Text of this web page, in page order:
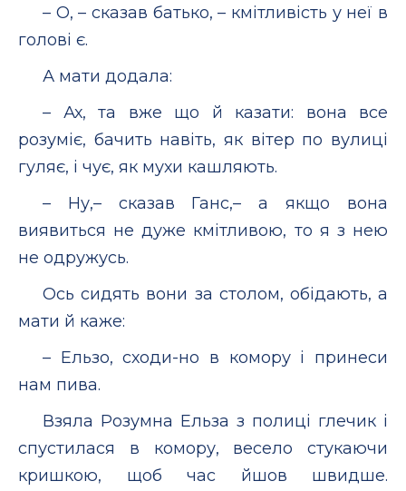
– О, – сказав батько, – кмітливість у неї в
голові є.
А мати додала:
– Ах, та вже що й казати: вона все
розуміє, бачить навіть, як вітер по вулиці
гуляє, і чує, як мухи кашляють.
– Ну,– сказав Ганс,– а якщо вона
виявиться не дуже кмітливою, то я з нею
не одружусь.
Ось сидять вони за столом, обідають, а
мати й каже:
– Ельзо, сходи-но в комору і принеси
нам пива.
Взяла Розумна Ельза з полиці глечик і
спустилася в комору, весело стукаючи
кришкою, щоб час йшов швидше.